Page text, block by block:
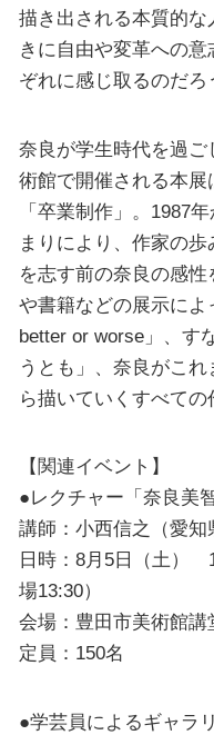
描き出される本質的な
きに自由や変革への
ぞれに感じ取るのだろ
奈良が学生時代を過
術館で開催される本
「卒業制作」。1987
まりにより、作家の
を志す前の奈良の感
や書籍などの展示に
better or worse」、す
うとも」、奈良がこ
ら描いていくすべての
【関連イベント】
●レクチャー「奈良美
講師：小西信之（愛知
日時：8月5日（土）
場13:30）
会場：豊田市美術館講
定員：150名
●学芸員によるギャラ